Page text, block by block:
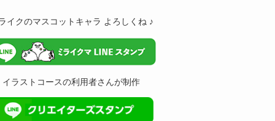
イクのマスコットキャラ よろしくね ♪
イラストコースの利用者さんが制作